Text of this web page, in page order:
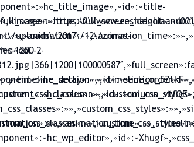
\/
uploads\/2017\/12\/zonas-
1200-2-